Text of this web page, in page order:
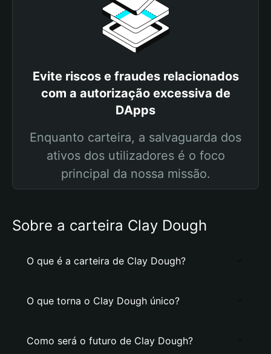
Evite riscos e fraudes relacionados
com a autorização excessiva de
DApps
Enquanto carteira, a salvaguarda dos
ativos dos utilizadores é o foco
principal da nossa missão.
Sobre a carteira Clay Dough
O que é a carteira de Clay Dough?
O que torna o Clay Dough único?
Como será o futuro de Clay Dough?